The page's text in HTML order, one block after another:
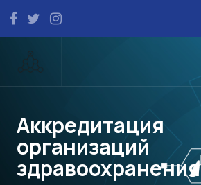
Аккредитация
организаций
здравоохранения